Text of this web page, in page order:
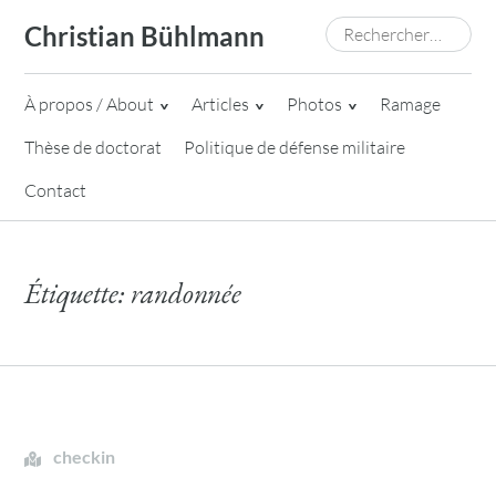
content
Christian Bühlmann Rechercher :
À propos / About Articles Photos
Ramage
Thèse de doctorat
Politique de défense militaire
Contact
Étiquette: randonnée
checkin